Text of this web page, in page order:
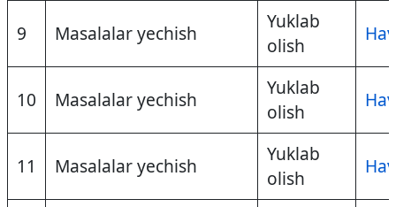
9 Masalalar yechish
Yuklab
olish
10 Masalalar yechish
Yuklab
olish
11 Masalalar yechish
Yuklab
olish